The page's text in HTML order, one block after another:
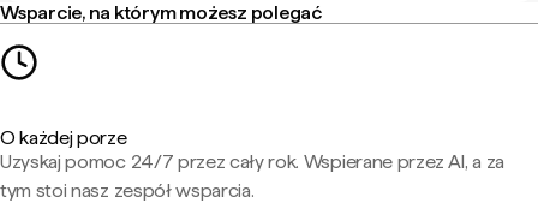
Wsparcie, na którym możesz polegać
O każdej porze
Uzyskaj pomoc 24/7 przez cały rok. Wspierane przez AI, a za
tym stoi nasz zespół wsparcia.